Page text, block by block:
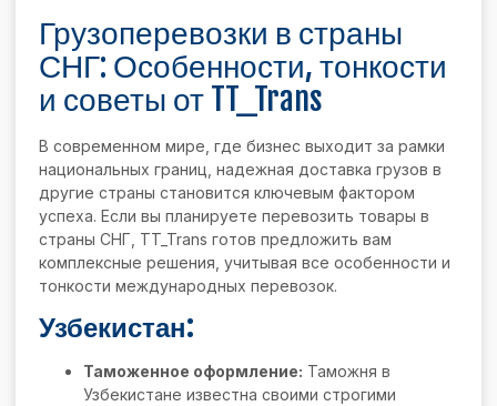
Грузоперевозки в страны
СНГ: Особенности, тонкости
и советы от TT_Trans
В современном мире, где бизнес выходит за рамки
национальных границ, надежная доставка грузов в
другие страны становится ключевым фактором
успеха. Если вы планируете перевозить товары в
страны СНГ, TT_Trans готов предложить вам
комплексные решения, учитывая все особенности и
тонкости международных перевозок.
Узбекистан:
Таможенное оформление: Таможня в
Узбекистане известна своими строгими